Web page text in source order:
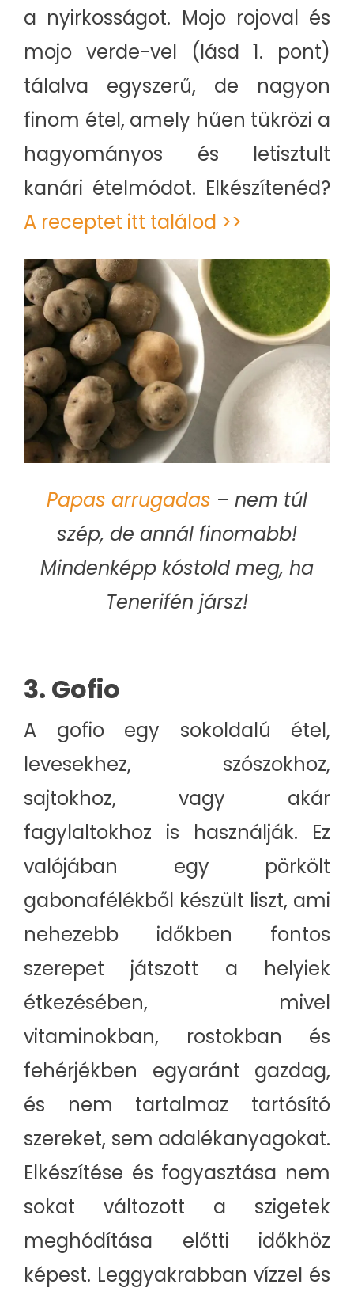
a nyirkosságot. Mojo rojoval és
mojo verde-vel (lásd 1. pont)
tálalva egyszerű, de nagyon
finom étel, amely hűen tükrözi a
hagyományos és letisztult
kanári ételmódot. Elkészítenéd?
A receptet itt találod >>
Papas arrugadas – nem túl
szép, de annál finomabb!
Mindenképp kóstold meg, ha
Tenerifén jársz!
3. Gofio
A gofio egy sokoldalú étel,
levesekhez, szószokhoz,
sajtokhoz, vagy akár
fagylaltokhoz is használják. Ez
valójában egy pörkölt
gabonafélékből készült liszt, ami
nehezebb időkben fontos
szerepet játszott a helyiek
étkezésében, mivel
vitaminokban, rostokban és
fehérjékben egyaránt gazdag,
és nem tartalmaz tartósító
szereket, sem adalékanyagokat.
Elkészítése és fogyasztása nem
sokat változott a szigetek
meghódítása előtti időkhöz
képest. Leggyakrabban vízzel és